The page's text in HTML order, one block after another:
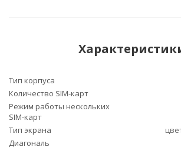
Тип корпуса
Количество SIM-карт
Режим работы нескольких
SIM-карт
Тип экрана
Диагональ